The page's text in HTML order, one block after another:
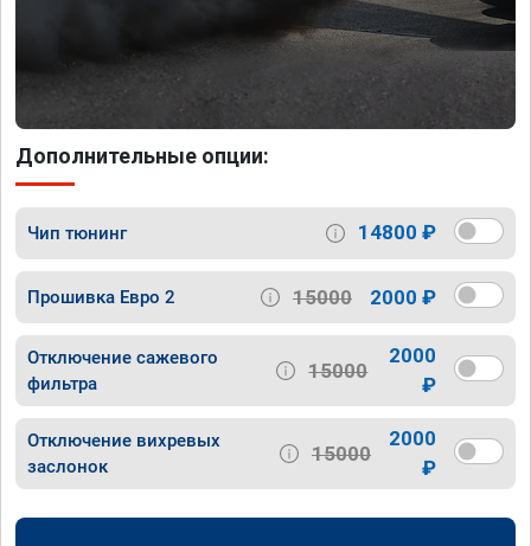
Дополнительные опции:
Чип тюнинг 14800 ₽
Прошивка Евро 2 15000 2000 ₽
Отключение сажевого
фильтра
15000
2000
₽
Отключение вихревых
заслонок
15000
2000
₽